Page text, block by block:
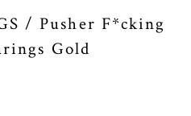
/ Pusher F*cking
Gold